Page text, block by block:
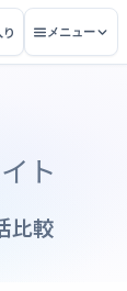
メニュー
ト
比較